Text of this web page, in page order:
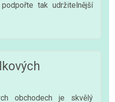
tak udržitelnější
obchodech je skvělý